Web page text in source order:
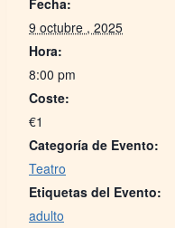
Fecha:
9 octubre , 2025
Hora:
8:00 pm
Coste:
€1
Categoría de Evento:
Teatro
Etiquetas del Evento:
adulto